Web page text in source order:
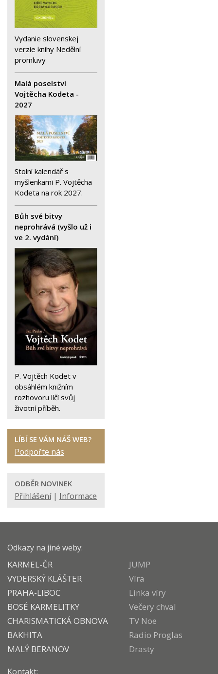
Vydanie slovenskej
verzie knihy Nedělní
promluvy
Malá poselství
Vojtěcha Kodeta -
2027
Stolní kalendář s
myšlenkami P. Vojtěcha
Kodeta na rok 2027.
Bůh své bitvy
neprohrává (vyšlo už i
ve 2. vydání)
P. Vojtěch Kodet v
obsáhlém knižním
rozhovoru líčí svůj
životní příběh.
LÍBÍ SE VÁM NÁŠ WEB?
Podpořte nás
ODBĚR NOVINEK
Přihlášení| Informace
Odkazy na jiné weby:
KARMEL-ČR
VYDERSKÝ KLÁŠTER
PRAHA-LIBOC
BOSÉ KARMELITKY
CHARISMATICKÁ OBNOVA
BAKHITA
MALÝ BERANOV
JUMP
Víra
Linka víry
Večery chval
TV Noe
Radio Proglas
Drasty
Kontakt: